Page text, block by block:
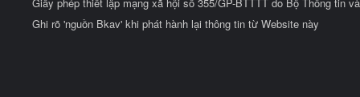
Ghi rõ 'nguồn Bkav' khi phát hành lại thông tin từ Website này